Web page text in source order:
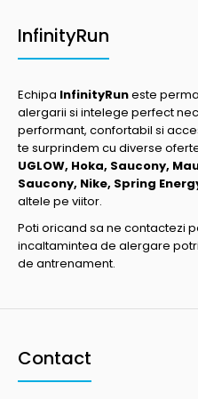
InfinityRun
Echipa InfinityRuneste
alergarii si intelege perfect
performant, confortabil si
te surprindem cu diverse
UGLOW, Hoka, Saucony,
Saucony, Nike, Spring
altele pe viitor.
Poti oricand sa ne contactezi
incaltamintea de alergare
de antrenament.
Contact